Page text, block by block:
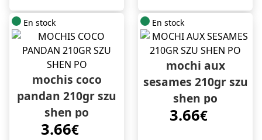
En stock
mochis coco
pandan 210gr szu
shen po
3.66€
En stock
mochi aux
sesames 210gr szu
shen po
3.66€